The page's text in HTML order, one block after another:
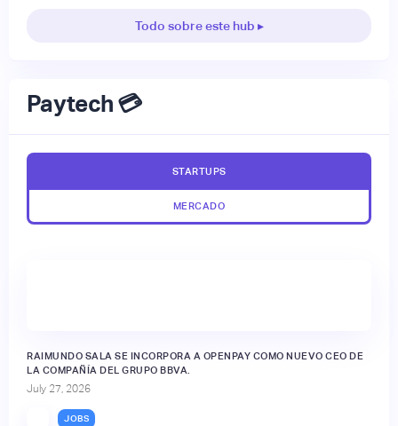
Todo sobre este hub ▸
Paytech 💳
STARTUPS
MERCADO
RAIMUNDO SALA SE INCORPORA A OPENPAY COMO NUEVO CEO DE
LA COMPAÑÍA DEL GRUPO BBVA.
July 27, 2026
JOBS